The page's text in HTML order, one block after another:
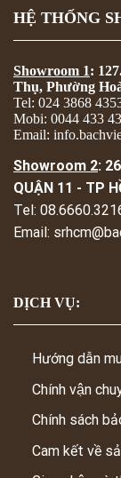
HỆ THỐNG
Showroom 1:
Thụ, Phường
Tel: 024 3868
Mobi: 0044 433
Email:
Showroom 2:
QUẬN 11 - TP
Tel:
Email:
DỊCH VỤ:
Hướng dẫn
Chính vận
Chính sách
Cam kết về